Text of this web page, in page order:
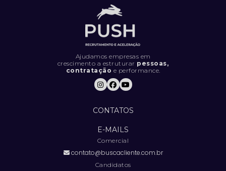
O DESEMPENHO DA SUA EQUIPE DE
CONTRATANDO DA FORMA ERRADA (E
COMO RESOLVER).
NÃO DEVE FAZER EM UMA ENTREVISTA DE
Ajudamos empresas em
crescimento a estruturar pessoas,
contratação e performance.
CONTATOS
E-MAILS
Comercial
contato@buscacliente.com.br
Candidatos